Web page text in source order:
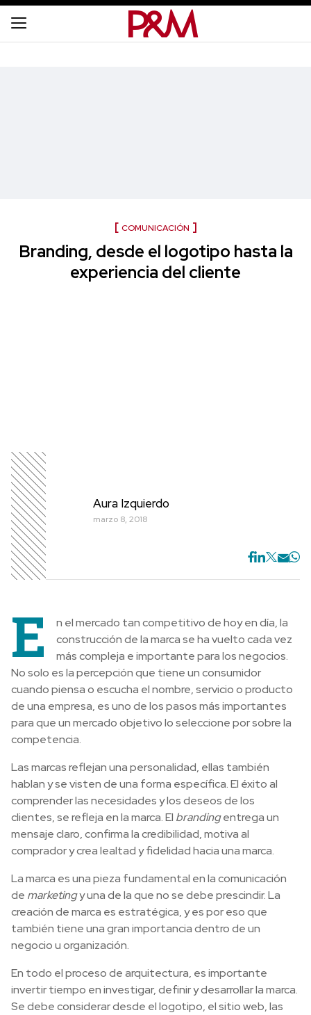
COMUNICACIÓN
Branding, desde el logotipo hasta la
experiencia del cliente
Aura Izquierdo
marzo 8, 2018
E
n el mercado tan competitivo de hoy en día, la
construcción de la marca se ha vuelto cada vez
más compleja e importante para los negocios.
No solo es la percepción que tiene un consumidor
cuando piensa o escucha el nombre, servicio o producto
de una empresa, es uno de los pasos más importantes
para que un mercado objetivo lo seleccione por sobre la
competencia.
Las marcas reflejan una personalidad, ellas también
hablan y se visten de una forma específica. El éxito al
comprender las necesidades y los deseos de los
clientes, se refleja en la marca. El brandingentrega un
mensaje claro, confirma la credibilidad, motiva al
comprador y crea lealtad y fidelidad hacia una marca.
La marca es una pieza fundamental en la comunicación
de marketingy una de la que no se debe prescindir. La
creación de marca es estratégica, y es por eso que
también tiene una gran importancia dentro de un
negocio u organización.
En todo el proceso de arquitectura, es importante
invertir tiempo en investigar, definir y desarrollar la marca.
Se debe considerar desde el logotipo, el sitio web, las